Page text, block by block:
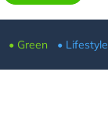
• Green • Lifestyle